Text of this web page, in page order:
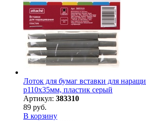
Лоток для бумаг вставки для
р110х35мм, пластик серый
Артикул: 383310
89 руб.
В корзину